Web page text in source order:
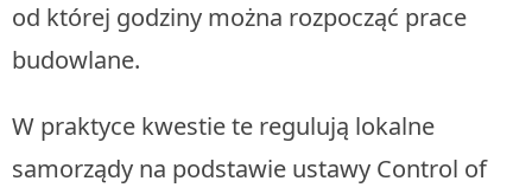
od której godziny można rozpocząć prace
budowlane.
W praktyce kwestie te regulują lokalne
samorządy na podstawie ustawy Control of